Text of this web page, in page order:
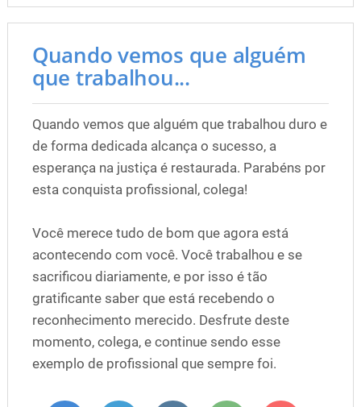
Quando vemos que alguém
que trabalhou...
Quando vemos que alguém que trabalhou duro e
de forma dedicada alcança o sucesso, a
esperança na justiça é restaurada. Parabéns por
esta conquista profissional, colega!
Você merece tudo de bom que agora está
acontecendo com você. Você trabalhou e se
sacrificou diariamente, e por isso é tão
gratificante saber que está recebendo o
reconhecimento merecido. Desfrute deste
momento, colega, e continue sendo esse
exemplo de profissional que sempre foi.